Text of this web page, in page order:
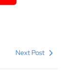
Next Post